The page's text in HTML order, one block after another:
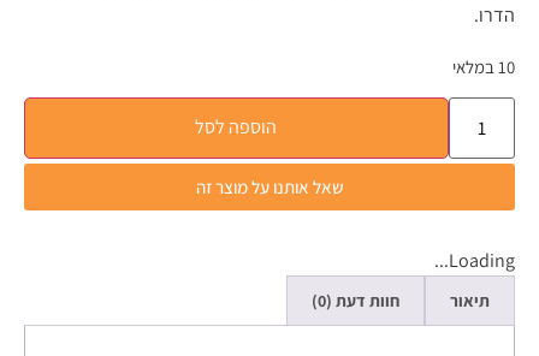
הדרו.
10 במלאי
הוספה לסל
שאל אותנו על מוצר זה
Loading...
תיאור חוות דעת (0)